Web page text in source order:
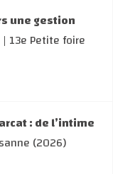
une gestion
| 13e Petite foire
: de l’intime
(2026)